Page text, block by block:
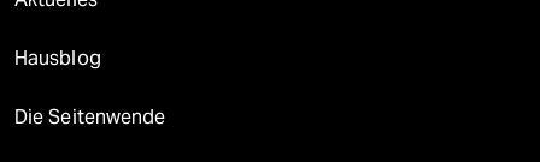
Hausblog
Die Seitenwende